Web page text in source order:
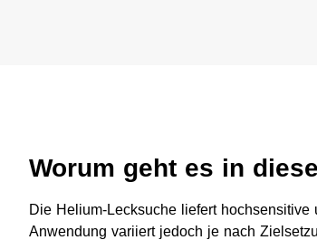
Worum geht es in
Die Helium-Lecksuche liefert
Anwendung variiert jedoch je nach